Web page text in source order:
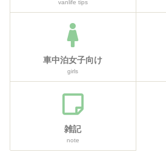
vanlife tips
車中泊女子向け
girls
雑記
note